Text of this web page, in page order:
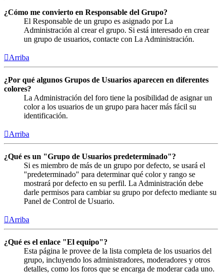
¿Cómo me convierto en Responsable del Grupo?
El Responsable de un grupo es asignado por La
Administración al crear el grupo. Si está interesado en crear
un grupo de usuarios, contacte con La Administración.
Arriba
¿Por qué algunos Grupos de Usuarios aparecen en diferentes
colores?
La Administración del foro tiene la posibilidad de asignar un
color a los usuarios de un grupo para hacer más fácil su
identificación.
Arriba
¿Qué es un "Grupo de Usuarios predeterminado"?
Si es miembro de más de un grupo por defecto, se usará el
"predeterminado" para determinar qué color y rango se
mostrará por defecto en su perfil. La Administración debe
darle permisos para cambiar su grupo por defecto mediante su
Panel de Control de Usuario.
Arriba
¿Qué es el enlace "El equipo"?
Esta página le provee de la lista completa de los usuarios del
grupo, incluyendo los administradores, moderadores y otros
detalles, como los foros que se encarga de moderar cada uno.